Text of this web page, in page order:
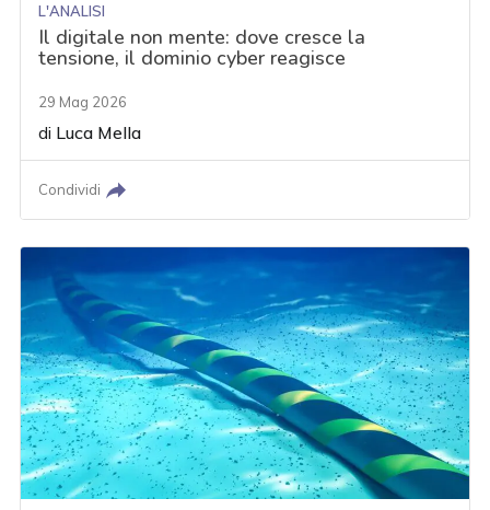
L'ANALISI
Il digitale non mente: dove cresce la
tensione, il dominio cyber reagisce
29 Mag 2026
di Luca Mella
Condividi